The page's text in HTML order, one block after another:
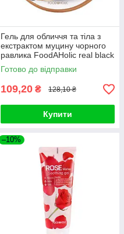
Гель для обличчя та тіла з
екстрактом муцину чорного
равлика FoodAHolic real black
snail soothing ge
Готово до відправки
109,20 ₴ 128,10 ₴
Купити
–10%